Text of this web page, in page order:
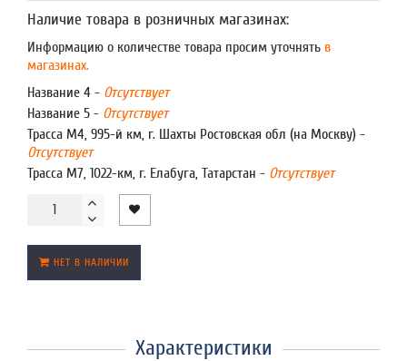
Наличие товара в розничных магазинах:
Информацию о количестве товара просим уточнять в
магазинах.
Название 4 - Отсутствует
Название 5 - Отсутствует
Трасса М4, 995-й км, г. Шахты Ростовская обл (на Москву) -
Отсутствует
Трасса М7, 1022-км, г. Елабуга, Татарстан - Отсутствует
НЕТ В НАЛИЧИИ
Характеристики